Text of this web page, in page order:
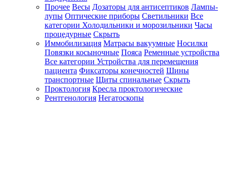
Прочее Весы Дозаторы для антисептиков Лампы-
лупы Оптические приборы Светильники Все
категории Холодильники и морозильники Часы
процедурные Скрыть
Иммобилизация Матрасы вакуумные Носилки
Повязки косыночные Пояса Ременные устройства
Все категории Устройства для перемещения
пациента Фиксаторы конечностей Шины
транспортные Щиты спинальные Скрыть
Проктология Кресла проктологические
Рентгенология Негатоскопы